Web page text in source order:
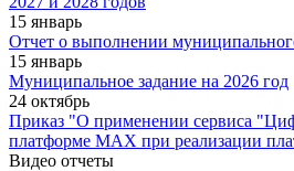
15 январь
Отчет о выполнении
15 январь
Муниципальное задание на 2026 год
24 октябрь
Приказ "О применении сервиса
платформе МАХ при реализации
Видео отчеты